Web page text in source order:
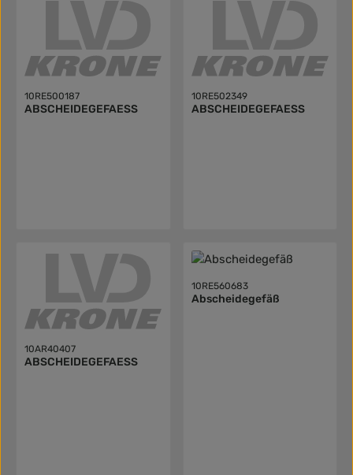
10RE500187
ABSCHEIDEGEFAESS
10RE502349
ABSCHEIDEGEFAESS
10AR40407
ABSCHEIDEGEFAESS
10RE560683
Abscheidegefäß